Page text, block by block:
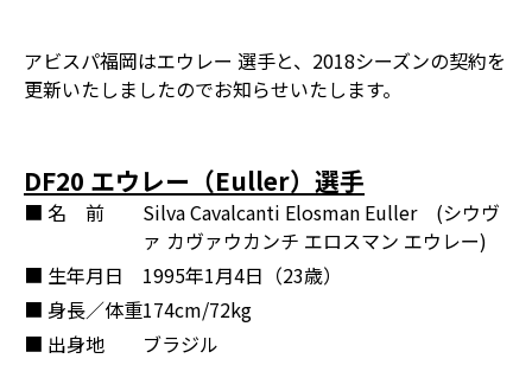
アビスパ福岡はエウレー 選手と、2018シーズンの契約を
更新いたしましたのでお知らせいたします。
DF20 エウレー（Euller）選手
■ 名 前
Silva Cavalcanti Elosman Euller (シウヴ
ァ カヴァウカンチ エロスマン エウレー)
■ 生年月日
1995年1月4日（23歳）
■ 身長／体重174cm/72kg
■ 出身地
ブラジル